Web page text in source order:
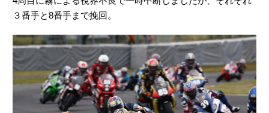
３番手と8番手まで挽回。